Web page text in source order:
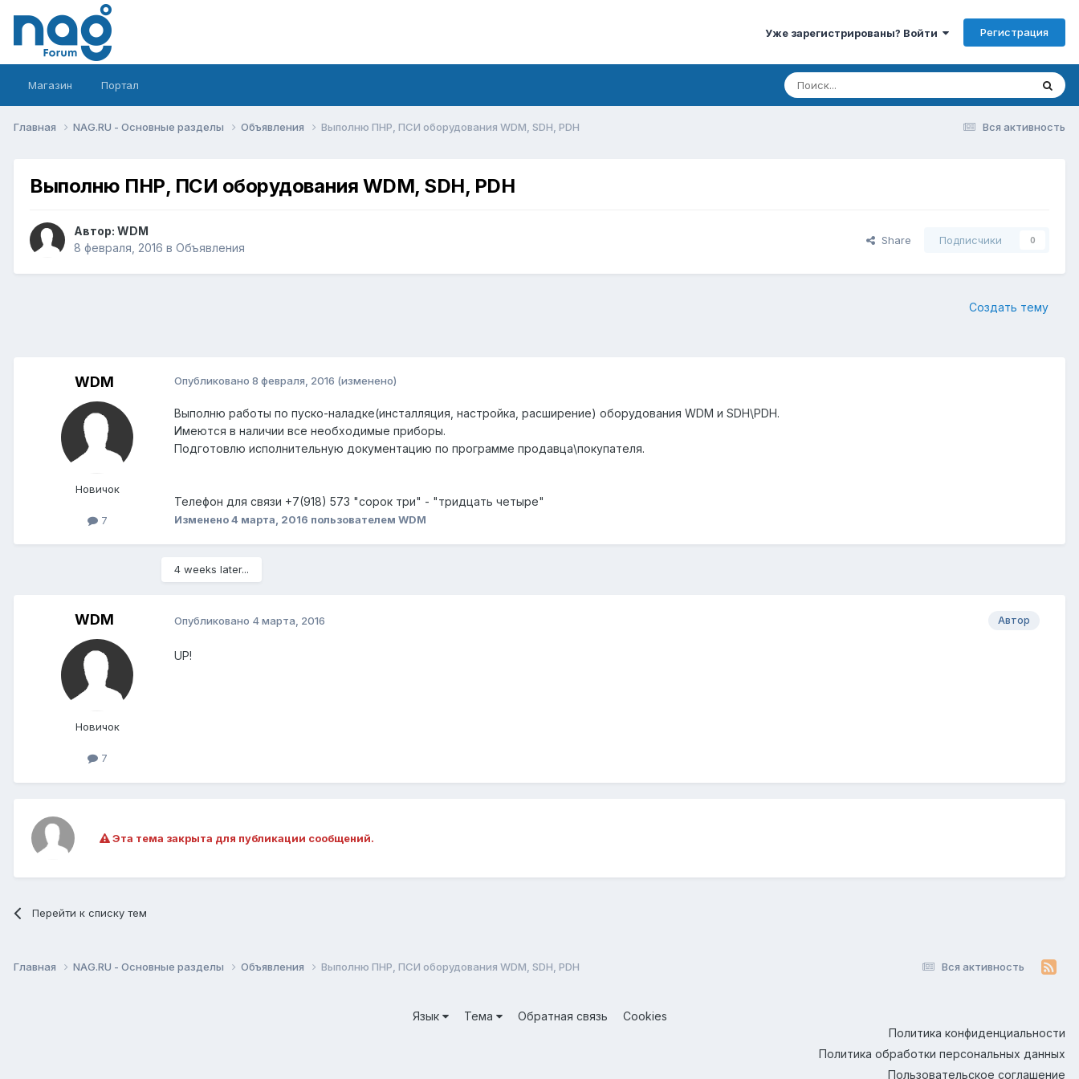
Уже зарегистрированы? Войти Регистрация
Магазин Портал
Вся активность
Главная NAG.RU - Основные разделы Объявления Выполню ПНР, ПСИ оборудования WDM, SDH, PDH
Выполню ПНР, ПСИ оборудования WDM, SDH, PDH
Автор: WDM
8 февраля, 2016 в Объявления
Share Подписчики 0
Создать тему
WDM
Новичок
7
Опубликовано 8 февраля, 2016 (изменено)
Выполню работы по пуско-наладке(инсталляция, настройка, расширение) оборудования WDM и SDH\PDH.
Имеются в наличии все необходимые приборы.
Подготовлю исполнительную документацию по программе продавца\покупателя.
Телефон для связи +7(918) 573 "сорок три" - "тридцать четыре"
Изменено4 марта, 2016 пользователем WDM
4 weeks later...
WDM
Новичок
7
Автор
Опубликовано 4 марта, 2016
UP!
Эта тема закрыта для публикации сообщений.
Перейти к списку тем
Вся активность
Главная NAG.RU - Основные разделы Объявления Выполню ПНР, ПСИ оборудования WDM, SDH, PDH
Язык Тема Обратная связь
Cookies
Политика конфиденциальности
Политика обработки персональных данных
Пользовательское соглашение